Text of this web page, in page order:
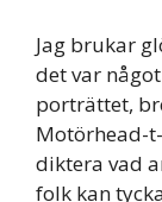
Jag brukar
det var
porträttet,
Motörhead-
diktera vad
folk kan